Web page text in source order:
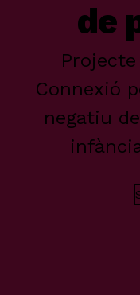
de
Connexió
negatiu